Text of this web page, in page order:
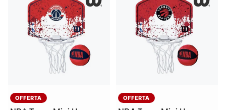
OFFERTA OFFERTA